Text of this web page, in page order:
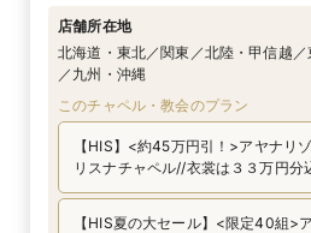
店舗所在地
北海道・東北／関東／北陸・甲信越
／九州・沖縄
このチャペル・教会のプラン
【HIS】<約45万円引！>アヤナリ
リスナチャペル//衣裳は３３万円分
【HIS夏の大セール】<限定40組>